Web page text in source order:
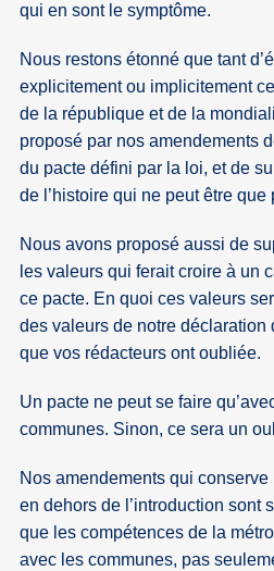
qui en sont le symptôme.
Nous restons étonné que tant
explicitement ou implicitement
de la république et de la
proposé par nos amendements
du pacte défini par la loi, et de
de l’histoire qui ne peut être que
Nous avons proposé aussi de
les valeurs qui ferait croire à un
ce pacte. En quoi ces valeurs
des valeurs de notre déclaration
que vos rédacteurs ont oubliée.
Un pacte ne peut se faire
communes. Sinon, ce sera un
Nos amendements qui conserve
en dehors de l’introduction sont
que les compétences de la
avec les communes, pas